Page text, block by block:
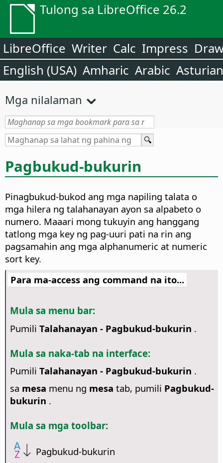
Tulong sa LibreOffice 26.2
LibreOffice Writer Calc Impress
English (USA) Amharic Arabic Asturian
Mga nilalaman
Pagbukud-bukurin
Pinagbukud-bukod ang mga napiling talata o
mga hilera ng talahanayan ayon sa alpabeto o
numero. Maaari mong tukuyin ang hanggang
tatlong mga key ng pag-uuri pati na rin ang
pagsamahin ang mga alphanumeric at numeric
sort key.
Para ma-access ang command na ito...
Mula sa menu bar:
Pumili Talahanayan - Pagbukud-bukurin .
Mula sa naka-tab na interface:
Pumili Talahanayan - Pagbukud-bukurin .
sa mesa menu ng mesa tab, pumili Pagbukud-
bukurin .
Mula sa mga toolbar:
Pagbukud-bukurin